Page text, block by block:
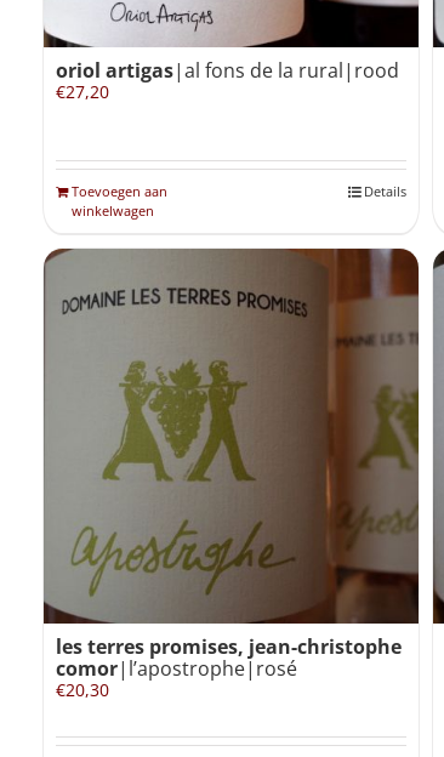
oriol artigas|al fons de la rural|rood
€27,20
Toevoegen aan
winkelwagen
Details
les terres promises, jean-christophe
comor|l’apostrophe|rosé
€20,30